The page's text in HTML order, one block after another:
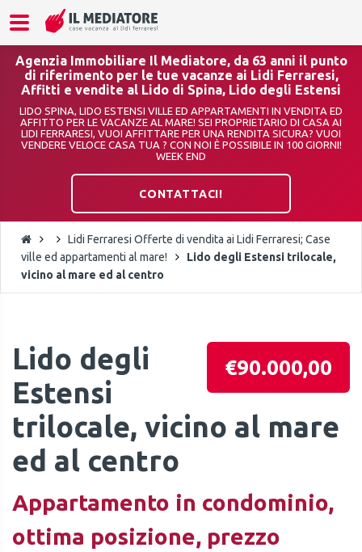
Agenzia Immobiliare Il Mediatore, da 63 anni il punto
di riferimento per le tue vacanze ai Lidi Ferraresi,
Affitti e vendite al Lido di Spina, Lido degli Estensi
LIDO SPINA, LIDO ESTENSI VILLE ED APPARTAMENTI IN VENDITA ED
AFFITTO PER LE VACANZE AL MARE! SEI PROPRIETARIO DI CASA AI
LIDI FERRARESI, VUOI AFFITTARE PER UNA RENDITA SICURA? VUOI
VENDERE VELOCE CASA TUA ? CON NOI È POSSIBILE IN 100 GIORNI!
WEEK END
CONTATTACI!
Lidi Ferraresi Offerte di vendita ai Lidi Ferraresi; Case
ville ed appartamenti al mare!
Lido degli Estensi trilocale,
vicino al mare ed al centro
€90.000,00
Lido degli
Estensi
trilocale, vicino al mare
ed al centro
Appartamento in condominio,
ottima posizione, prezzo